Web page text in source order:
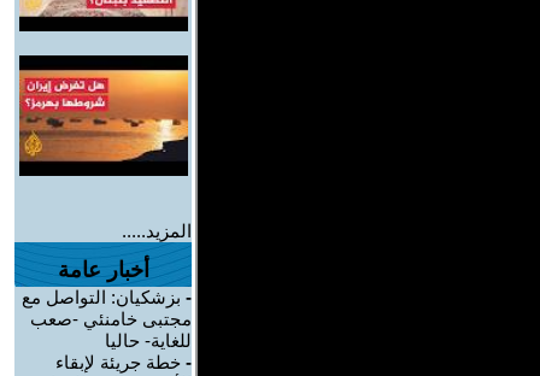
المزيد.....
أخبار عامة
- بزشكيان: التواصل مع
مجتبى خامنئي -صعب
للغاية- حاليا
- خطة جريئة لإبقاء